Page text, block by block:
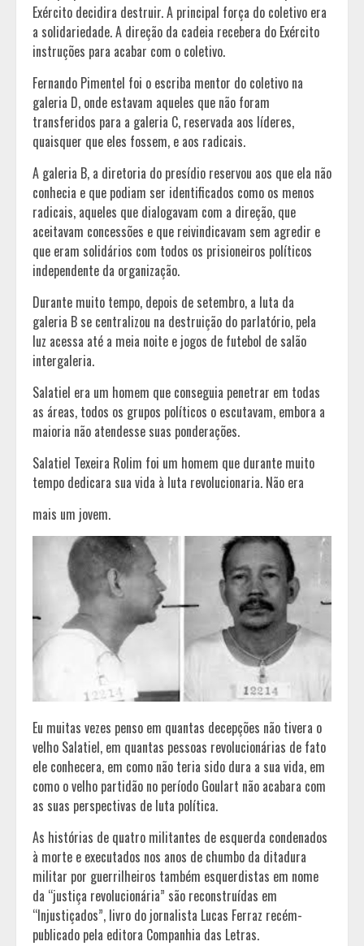
Exército decidira destruir. A principal força do coletivo era
a solidariedade. A direção da cadeia recebera do Exército
instruções para acabar com o coletivo.
Fernando Pimentel foi o escriba mentor do coletivo na
galeria D, onde estavam aqueles que não foram
transferidos para a galeria C, reservada aos líderes,
quaisquer que eles fossem, e aos radicais.
A galeria B, a diretoria do presídio reservou aos que ela não
conhecia e que podiam ser identificados como os menos
radicais, aqueles que dialogavam com a direção, que
aceitavam concessões e que reivindicavam sem agredir e
que eram solidários com todos os prisioneiros políticos
independente da organização.
Durante muito tempo, depois de setembro, a luta da
galeria B se centralizou na destruição do parlatório, pela
luz acessa até a meia noite e jogos de futebol de salão
intergaleria.
Salatiel era um homem que conseguia penetrar em todas
as áreas, todos os grupos políticos o escutavam, embora a
maioria não atendesse suas ponderações.
Salatiel Texeira Rolim foi um homem que durante muito
tempo dedicara sua vida à luta revolucionaria. Não era
mais um jovem.
Eu muitas vezes penso em quantas decepções não tivera o
velho Salatiel, em quantas pessoas revolucionárias de fato
ele conhecera, em como não teria sido dura a sua vida, em
como o velho partidão no período Goulart não acabara com
as suas perspectivas de luta política.
As histórias de quatro militantes de esquerda condenados
à morte e executados nos anos de chumbo da ditadura
militar por guerrilheiros também esquerdistas em nome
da “justiça revolucionária” são reconstruídas em
“Injustiçados”, livro do jornalista Lucas Ferraz recém-
publicado pela editora Companhia das Letras.